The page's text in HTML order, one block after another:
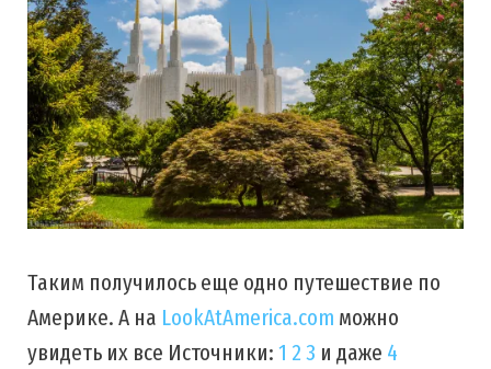
Таким получилось еще одно путешествие по
Америке. А на LookAtAmerica.com можно
увидеть их все Источники:1 23 и даже 4